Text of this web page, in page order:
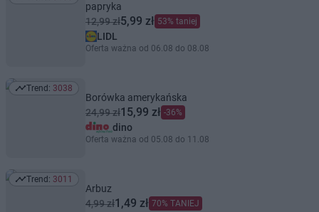
papryka
12,99 zł5,99 zł 53% taniej
LIDL
Oferta ważna od 06.08 do 08.08
Trend: 3038
Trend: 3038
Borówka amerykańska
24,99 zł15,99 zł -36%
dino
Oferta ważna od 05.08 do 11.08
Trend: 3011
Trend: 3011
Arbuz
4,99 zł1,49 zł 70% TANIEJ